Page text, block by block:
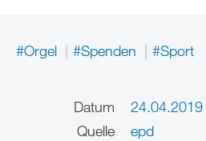
#Orgel #Spenden #Sport
Datum
24.04.2019
Quelle
epd